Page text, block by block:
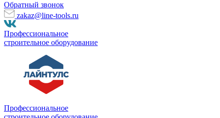
Обратный звонок
zakaz@line-tools.ru
Профессиональное
строительное оборудование
Профессиональное